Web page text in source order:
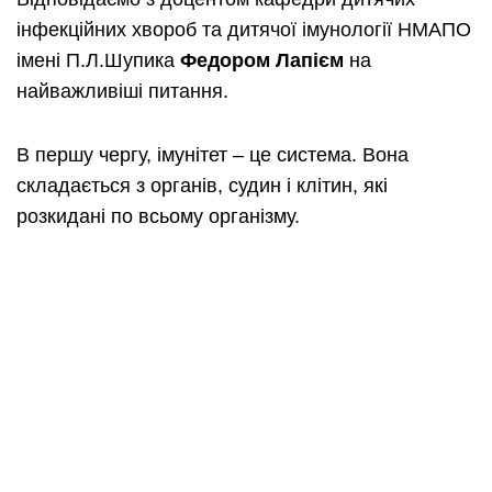
інфекційних хвороб та дитячої імунології НМАПО
імені П.Л.Шупика Федором Лапієм на
найважливіші питання.
В першу чергу, імунітет – це система. Вона
складається з органів, судин і клітин, які
розкидані по всьому організму.